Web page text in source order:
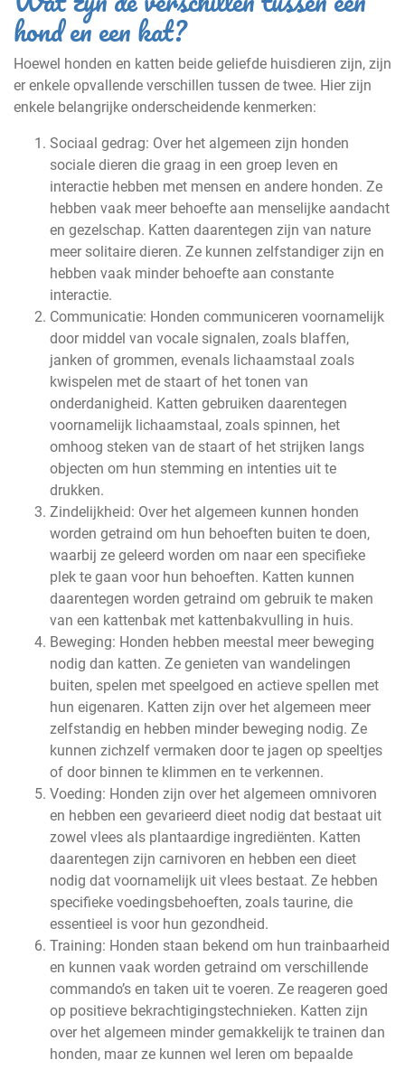
hond en een kat?
Hoewel honden en katten beide geliefde huisdieren zijn, zijn
er enkele opvallende verschillen tussen de twee. Hier zijn
enkele belangrijke onderscheidende kenmerken:
Sociaal gedrag: Over het algemeen zijn honden
sociale dieren die graag in een groep leven en
interactie hebben met mensen en andere honden. Ze
hebben vaak meer behoefte aan menselijke aandacht
en gezelschap. Katten daarentegen zijn van nature
meer solitaire dieren. Ze kunnen zelfstandiger zijn en
hebben vaak minder behoefte aan constante
interactie.
Communicatie: Honden communiceren voornamelijk
door middel van vocale signalen, zoals blaffen,
janken of grommen, evenals lichaamstaal zoals
kwispelen met de staart of het tonen van
onderdanigheid. Katten gebruiken daarentegen
voornamelijk lichaamstaal, zoals spinnen, het
omhoog steken van de staart of het strijken langs
objecten om hun stemming en intenties uit te
drukken.
Zindelijkheid: Over het algemeen kunnen honden
worden getraind om hun behoeften buiten te doen,
waarbij ze geleerd worden om naar een specifieke
plek te gaan voor hun behoeften. Katten kunnen
daarentegen worden getraind om gebruik te maken
van een kattenbak met kattenbakvulling in huis.
Beweging: Honden hebben meestal meer beweging
nodig dan katten. Ze genieten van wandelingen
buiten, spelen met speelgoed en actieve spellen met
hun eigenaren. Katten zijn over het algemeen meer
zelfstandig en hebben minder beweging nodig. Ze
kunnen zichzelf vermaken door te jagen op speeltjes
of door binnen te klimmen en te verkennen.
Voeding: Honden zijn over het algemeen omnivoren
en hebben een gevarieerd dieet nodig dat bestaat uit
zowel vlees als plantaardige ingrediënten. Katten
daarentegen zijn carnivoren en hebben een dieet
nodig dat voornamelijk uit vlees bestaat. Ze hebben
specifieke voedingsbehoeften, zoals taurine, die
essentieel is voor hun gezondheid.
Training: Honden staan bekend om hun trainbaarheid
en kunnen vaak worden getraind om verschillende
commando’s en taken uit te voeren. Ze reageren goed
op positieve bekrachtigingstechnieken. Katten zijn
over het algemeen minder gemakkelijk te trainen dan
honden, maar ze kunnen wel leren om bepaalde